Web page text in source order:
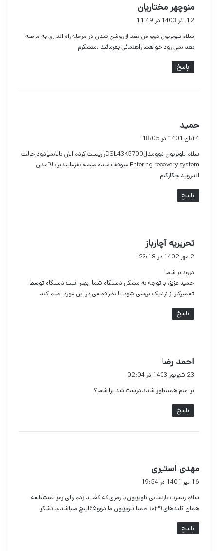
منوچهر مختاریان
ف
:
12 آذر 1403 در 11:49
سلام تلویزیون دوو من بعد از روشن شدن در مرحله راه اندازی به مرحله
بعد نمی رود خواهشا راهنمائی بفرمائید .متشکرم
پاسخ
حمید
ف
:
4 آبان 1401 در 18:05
سلام تلویزیون دوومدلDSL43K5700راریست کردم الان بالانمیادودرحالت
Entering recovery system متوقف شده میشه بفرماییدبرابالاآمدن
اندروید چکارکنم
پاسخ
تحریریه آچارباز
ف
2 مهر 1402 در 23:18
درود بر شما
حمید عزیز، با توجه به مشکل دستگاه شما، بهتر است دستگاه توسط
تعمیرکار از نزدیک بررسی شود تا نظر قطعی در این مورد اعلام کند
پاسخ
احمد رضا
ف
:
23 شهریور 1403 در 02:04
برا منم همینطور شده.درست شد برا شما؟
پاسخ
مهدی استیری
:
16 تیر 1401 در 19:54
سلام ریسرت بازنشانی تلویزیون با رمزی که گفتید زدم ولی رمز نمیشناسه
همان کلیدهای ۱۰۳۹ ضمنا تلویزیون ما دوو۶۵اینچ میباشد.با تشکر
پاسخ